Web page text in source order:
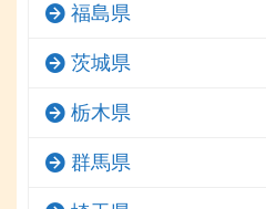
福島県
茨城県
栃木県
群馬県